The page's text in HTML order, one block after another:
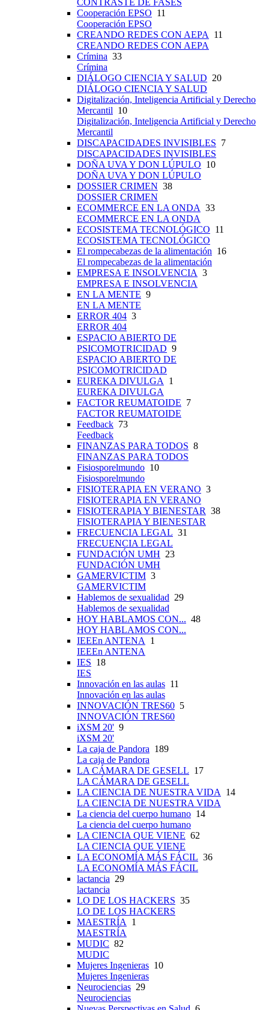
CONTRASTE DE FASES
Cooperación EPSO 11
Cooperación EPSO
CREANDO REDES CON AEPA
11
CREANDO REDES CON AEPA
Crímina 33
Crímina
DIÁLOGO CIENCIA Y SALUD 20
DIÁLOGO CIENCIA Y SALUD
Digitalización, Inteligencia Artificial y Derecho
Mercantil 10
Digitalización, Inteligencia Artificial y Derecho
Mercantil
DISCAPACIDADES INVISIBLES 7
DISCAPACIDADES INVISIBLES
DOÑA UVA Y DON LÚPULO 10
DOÑA UVA Y DON LÚPULO
DOSSIER CRIMEN 38
DOSSIER CRIMEN
ECOMMERCE EN LA ONDA 33
ECOMMERCE EN LA ONDA
ECOSISTEMA TECNOLÓGICO 11
ECOSISTEMA TECNOLÓGICO
El rompecabezas de la alimentación 16
El rompecabezas de la alimentación
EMPRESA E INSOLVENCIA 3
EMPRESA E INSOLVENCIA
EN LA MENTE 9
EN LA MENTE
ERROR 404 3
ERROR 404
ESPACIO ABIERTO DE
PSICOMOTRICIDAD 9
ESPACIO ABIERTO DE
PSICOMOTRICIDAD
EUREKA DIVULGA
1
EUREKA DIVULGA
FACTOR REUMATOIDE 7
FACTOR REUMATOIDE
Feedback 73
Feedback
FINANZAS PARA TODOS 8
FINANZAS PARA TODOS
Fisiosporelmundo 10
Fisiosporelmundo
FISIOTERAPIA EN VERANO 3
FISIOTERAPIA EN VERANO
FISIOTERAPIA Y BIENESTAR 38
FISIOTERAPIA Y BIENESTAR
FRECUENCIA LEGAL 31
FRECUENCIA LEGAL
FUNDACIÓN UMH 23
FUNDACIÓN UMH
GAMERVICTIM 3
GAMERVICTIM
Hablemos de sexualidad 29
Hablemos de sexualidad
HOY HABLAMOS CON... 48
HOY HABLAMOS CON...
IEEEn ANTENA
1
IEEEn ANTENA
IES 18
IES
Innovación en las aulas 11
Innovación en las aulas
INNOVACIÓN TRES60 5
INNOVACIÓN TRES60
iXSM 20' 9
iXSM 20'
La caja de Pandora 189
La caja de Pandora
LA CÁMARA DE GESELL 17
LA CÁMARA DE GESELL
LA CIENCIA DE NUESTRA VIDA
14
LA CIENCIA DE NUESTRA VIDA
La ciencia del cuerpo humano 14
La ciencia del cuerpo humano
LA CIENCIA QUE VIENE 62
LA CIENCIA QUE VIENE
LA ECONOMÍA MÁS FÁCIL 36
LA ECONOMÍA MÁS FÁCIL
lactancia 29
lactancia
LO DE LOS HACKERS 35
LO DE LOS HACKERS
MAESTRÍA
1
MAESTRÍA
MUDIC 82
MUDIC
Mujeres Ingenieras 10
Mujeres Ingenieras
Neurociencias 29
Neurociencias